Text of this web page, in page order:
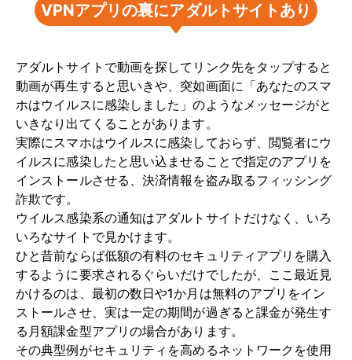
VPNアプリの裏にアダルトサイトあり
アダルトサイトで動画を探してリンク先をタップすると
動画が再生すると思いきや、突如画面に「あなたのスマ
ホはウイルスに感染しました」のようなメッセージがと
いきなり出てくることがあります。
実際にスマホはウイルスに感染しておらず、閲覧者にウ
イルスに感染したと思い込ませることで指定のアプリを
インストールさせる、決済情報を盗み取るフィッシング
詐欺です。
ウイルス感染系の通知はアダルトサイトだけなく、いろ
いろなサイトで見かけます。
ひと昔前ならば低額の有料のセキュリティアプリを購入
するように要求されるぐらいだけでしたが、ここ最近見
かけるのは、最初の数日や1か月は無料のアプリをイン
ストールさせ、実は一定の期間が過ぎると課金が発生す
る月額課金型アプリの場合があります。
その典型例がセキュリティを高めるネットワークを使用